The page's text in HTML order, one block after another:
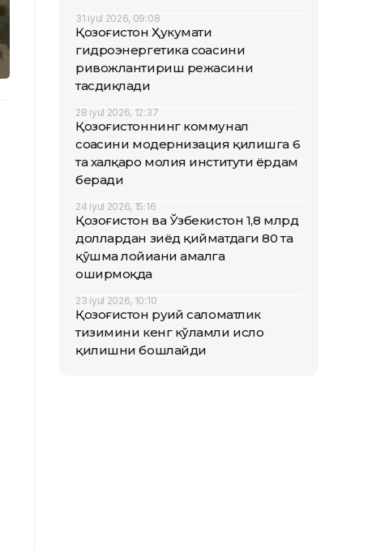
31 iyul 2026, 09:08
Қозоғистон Ҳукумати
гидроэнергетика соҳасини
ривожлантириш режасини
тасдиқлади
28 iyul 2026, 12:37
Қозоғистоннинг коммунал
соҳасини модернизация қилишга 6
та халқаро молия институти ёрдам
беради
24 iyul 2026, 15:16
Қозоғистон ва Ўзбекистон 1,8 млрд
доллардан зиёд қийматдаги 80 та
қўшма лойиҳани амалга
оширмоқда
23 iyul 2026, 10:10
Қозоғистон руҳий саломатлик
тизимини кенг кўламли ислоҳ
қилишни бошлайди